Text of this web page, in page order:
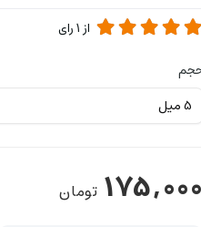
از1رای
175,000 تومان